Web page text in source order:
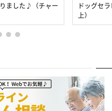
ました♪（チャー
ドッグセ
上）